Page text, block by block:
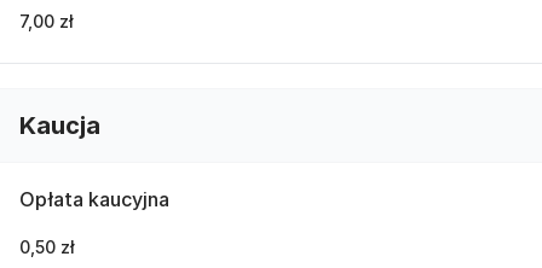
7,00 zł
Kaucja
Opłata kaucyjna
0,50 zł